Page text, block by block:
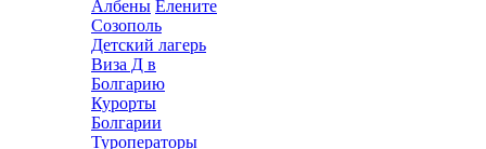
Албены Елените
Созополь
Детский лагерь
Виза Д в
Болгарию
Курорты
Болгарии
Туроператоры